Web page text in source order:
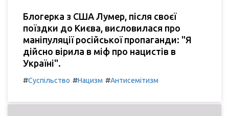
Блогерка з США Лумер, після своєї
поїздки до Києва, висловилася про
маніпуляції російської пропаганди: "Я
дійсно вірила в міф про нацистів в
Україні".
#Суспільство #Нацизм #Антисемітизм